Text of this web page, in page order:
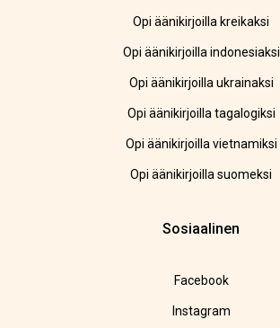
Opi äänikirjoilla kreikaksi
Opi äänikirjoilla indonesiaksi
Opi äänikirjoilla ukrainaksi
Opi äänikirjoilla tagalogiksi
Opi äänikirjoilla vietnamiksi
Opi äänikirjoilla suomeksi
Sosiaalinen
Facebook
Instagram